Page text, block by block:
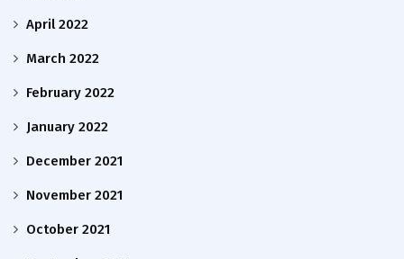
April 2022
March 2022
February 2022
January 2022
December 2021
November 2021
October 2021